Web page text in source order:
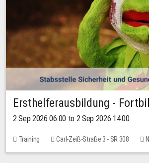
Ersthelferausbildung -
2 Sep 2026 06:00 to 2 Sep 2026 14:00
Training Carl-Zeiß-Straße 3 - SR 308